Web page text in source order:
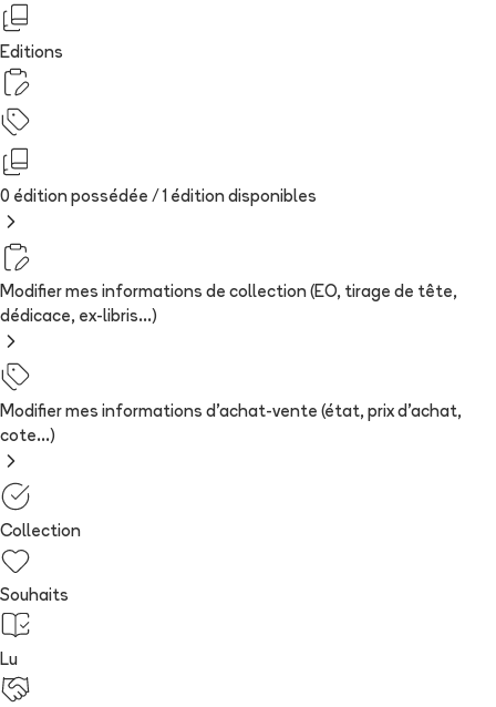
Editions
0 édition possédée / 1 édition disponibles
Modifier mes informations de collection (EO, tirage de tête,
dédicace, ex-libris...)
Modifier mes informations d'achat-vente (état, prix d'achat,
cote...)
Collection
Souhaits
Lu